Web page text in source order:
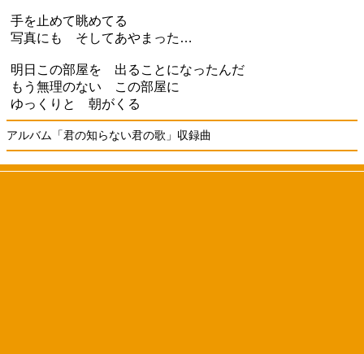
手を止めて眺めてる
写真にも そしてあやまった…
明日この部屋を 出ることになったんだ
もう無理のない この部屋に
ゆっくりと 朝がくる
アルバム「君の知らない君の歌」収録曲